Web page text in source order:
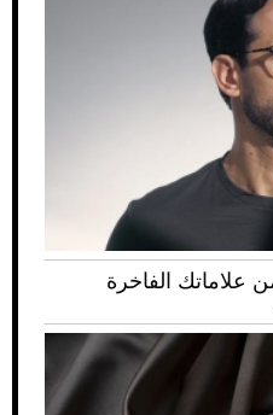
5 نظارات من علاماتك الفاخرة